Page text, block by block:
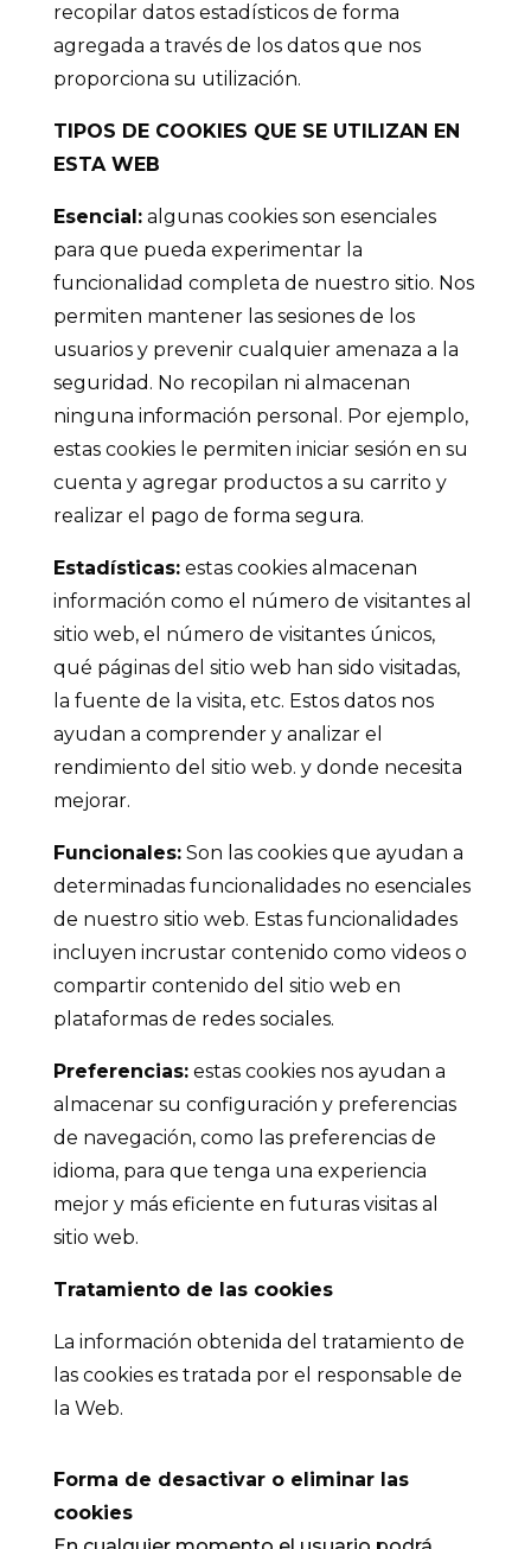
recopilar datos estadísticos de forma
agregada a través de los datos que nos
proporciona su utilización.
TIPOS DE COOKIES QUE SE UTILIZAN EN
ESTA WEB
Esencial:algunas cookies son esenciales
para que pueda experimentar la
funcionalidad completa de nuestro sitio. Nos
permiten mantener las sesiones de los
usuarios y prevenir cualquier amenaza a la
seguridad. No recopilan ni almacenan
ninguna información personal. Por ejemplo,
estas cookies le permiten iniciar sesión en su
cuenta y agregar productos a su carrito y
realizar el pago de forma segura.
Estadísticas:estas cookies almacenan
información como el número de visitantes al
sitio web, el número de visitantes únicos,
qué páginas del sitio web han sido visitadas,
la fuente de la visita, etc. Estos datos nos
ayudan a comprender y analizar el
rendimiento del sitio web. y donde necesita
mejorar.
Funcionales:Son las cookies que ayudan a
determinadas funcionalidades no esenciales
de nuestro sitio web. Estas funcionalidades
incluyen incrustar contenido como videos o
compartir contenido del sitio web en
plataformas de redes sociales.
Preferencias:estas cookies nos ayudan a
almacenar su configuración y preferencias
de navegación, como las preferencias de
idioma, para que tenga una experiencia
mejor y más eficiente en futuras visitas al
sitio web.
Tratamiento de las cookies
La información obtenida del tratamiento de
las cookies es tratada por el responsable de
la Web.
Forma de desactivar o eliminar las
cookies